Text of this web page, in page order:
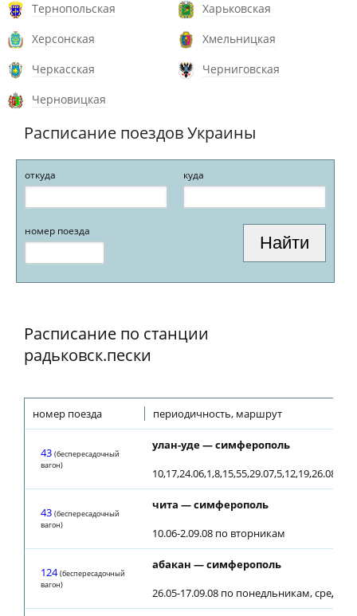
Тернопольская
Харьковская
Херсонская
Хмельницкая
Черкасская
Черниговская
Черновицкая
Расписание поездов Украины
откуда куда
номер поезда
Расписание по станции
радьковск.пески
номер поезда периодичность, маршрут
43 (беспересадочный
вагон)
улан-уде — симферополь
43 (беспересадочный
вагон)
чита — симферополь
10.06-2.09.08 по вторникам
124 (беспересадочный
вагон)
абакан — симферополь
26.05-17.09.08 по понедльникам,